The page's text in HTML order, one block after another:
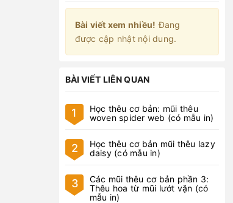
Bài viết xem nhiều! Đang
được cập nhật nội dung.
BÀI VIẾT LIÊN QUAN
1
Học thêu cơ bản: mũi thêu
woven spider web (có mẫu in)
2
Học thêu cơ bản mũi thêu lazy
daisy (có mẫu in)
3
Các mũi thêu cơ bản phần 3:
Thêu hoa từ mũi lướt vặn (có
mẫu in)